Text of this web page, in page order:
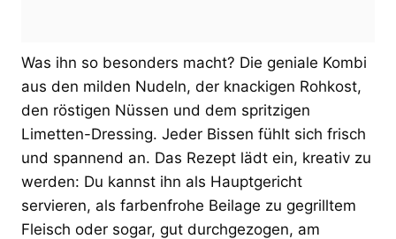
Was ihn so besonders macht? Die geniale Kombi
aus den milden Nudeln, der knackigen Rohkost,
den röstigen Nüssen und dem spritzigen
Limetten-Dressing. Jeder Bissen fühlt sich frisch
und spannend an. Das Rezept lädt ein, kreativ zu
werden: Du kannst ihn als Hauptgericht
servieren, als farbenfrohe Beilage zu gegrilltem
Fleisch oder sogar, gut durchgezogen, am